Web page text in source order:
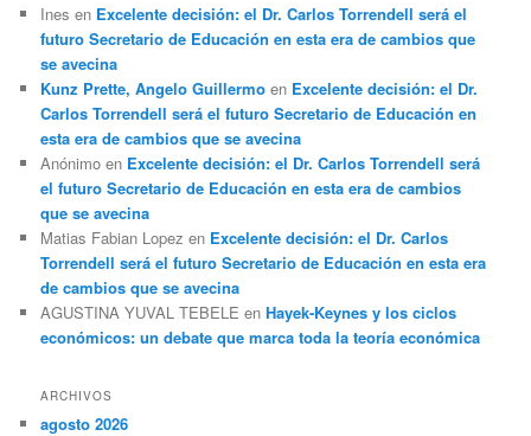
Ines en Excelente decisión: el Dr. Carlos Torrendell será el
futuro Secretario de Educación en esta era de cambios que
se avecina
Kunz Prette, Angelo Guillermo en Excelente decisión: el Dr.
Carlos Torrendell será el futuro Secretario de Educación en
esta era de cambios que se avecina
Anónimo en Excelente decisión: el Dr. Carlos Torrendell será
el futuro Secretario de Educación en esta era de cambios
que se avecina
Matias Fabian Lopez en Excelente decisión: el Dr. Carlos
Torrendell será el futuro Secretario de Educación en esta era
de cambios que se avecina
AGUSTINA YUVAL TEBELE enHayek-Keynes y los ciclos
económicos: un debate que marca toda la teoría económica
ARCHIVOS
agosto 2026